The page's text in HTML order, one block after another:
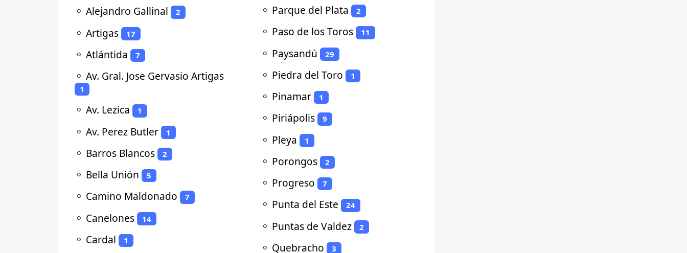
⚬ Alejandro Gallinal 2
⚬ Artigas 17
⚬ Atlántida 7
⚬ Av. Gral. Jose Gervasio Artigas
1
⚬ Av. Lezica 1
⚬ Av. Perez Butler 1
⚬ Barros Blancos 2
⚬ Bella Unión 5
⚬ Camino Maldonado 7
⚬ Canelones 14
⚬ Cardal 1
⚬ Parque del Plata 2
⚬ Paso de los Toros 11
⚬ Paysandú 29
⚬ Piedra del Toro 1
⚬ Pinamar 1
⚬ Piriápolis 9
⚬ Pleya 1
⚬ Porongos 2
⚬ Progreso 7
⚬ Punta del Este 24
⚬ Puntas de Valdez 2
⚬ Quebracho 3